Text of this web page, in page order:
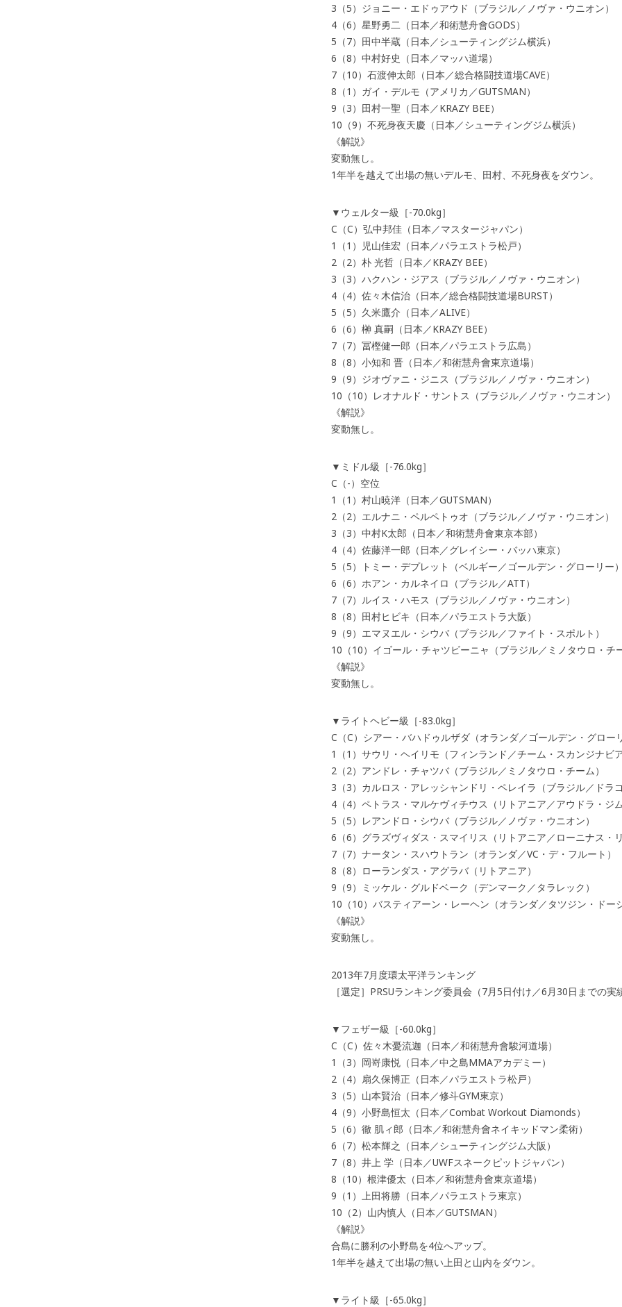
3（5）ジョニー・エドゥアウド（ブラジル／ノヴァ・ウニオン）
4（6）星野勇二（日本／和術慧舟會GODS）
5（7）田中半蔵（日本／シューティングジム横浜）
6（8）中村好史（日本／マッハ道場）
7（10）石渡伸太郎（日本／総合格闘技道場CAVE）
8（1）ガイ・デルモ（アメリカ／GUTSMAN）
9（3）田村一聖（日本／KRAZY BEE）
10（9）不死身夜天慶（日本／シューティングジム横浜）
《解説》
変動無し。
1年半を越えて出場の無いデルモ、田村、不死身夜をダウン。
▼ウェルター級［-70.0kg］
C（C）弘中邦佳（日本／マスタージャパン）
1（1）児山佳宏（日本／パラエストラ松戸）
2（2）朴 光哲（日本／KRAZY BEE）
3（3）ハクハン・ジアス（ブラジル／ノヴァ・ウニオン）
4（4）佐々木信治（日本／総合格闘技道場BURST）
5（5）久米鷹介（日本／ALIVE）
6（6）榊 真嗣（日本／KRAZY BEE）
7（7）冨樫健一郎（日本／パラエストラ広島）
8（8）小知和 晋（日本／和術慧舟會東京道場）
9（9）ジオヴァニ・ジニス（ブラジル／ノヴァ・ウニオン）
10（10）レオナルド・サントス（ブラジル／ノヴァ・ウニオン）
《解説》
変動無し。
▼ミドル級［-76.0kg］
C（-）空位
1（1）村山暁洋（日本／GUTSMAN）
2（2）エルナニ・ペルペトゥオ（ブラジル／ノヴァ・ウニオン）
3（3）中村K太郎（日本／和術慧舟會東京本部）
4（4）佐藤洋一郎（日本／グレイシー・バッハ東京）
5（5）トミー・デプレット（ベルギー／ゴールデン・グローリー）
6（6）ホアン・カルネイロ（ブラジル／ATT）
7（7）ルイス・ハモス（ブラジル／ノヴァ・ウニオン）
8（8）田村ヒビキ（日本／パラエストラ大阪）
9（9）エマヌエル・シウバ（ブラジル／ファイト・スポルト）
10（10）イゴール・チャツビーニャ（ブラジル／ミノタウロ・チ
《解説》
変動無し。
▼ライトヘビー級［-83.0kg］
C（C）シアー・バハドゥルザダ（オランダ／ゴールデン・グロー
1（1）サウリ・ヘイリモ（フィンランド／チーム・スカンジナビア
2（2）アンドレ・チャツバ（ブラジル／ミノタウロ・チーム）
3（3）カルロス・アレッシャンドリ・ペレイラ（ブラジル／ドラ
4（4）ペトラス・マルケヴィチウス（リトアニア／アウドラ・ジム
5（5）レアンドロ・シウバ（ブラジル／ノヴァ・ウニオン）
6（6）グラズヴィダス・スマイリス（リトアニア／ローニナス・
7（7）ナータン・スハウトラン（オランダ／VC・デ・フルート）
8（8）ローランダス・アグラバ（リトアニア）
9（9）ミッケル・グルドベーク（デンマーク／タラレック）
10（10）バスティアーン・レーヘン（オランダ／タツジン・ドー
《解説》
変動無し。
2013年7月度環太平洋ランキング
［選定］PRSUランキング委員会（7月5日付け／6月30日までの実
▼フェザー級［-60.0kg］
C（C）佐々木憂流迦（日本／和術慧舟會駿河道場）
1（3）岡嵜康悦（日本／中之島MMAアカデミー）
2（4）扇久保博正（日本／パラエストラ松戸）
3（5）山本賢治（日本／修斗GYM東京）
4（9）小野島恒太（日本／Combat Workout Diamonds）
5（6）徹 肌ィ郎（日本／和術慧舟會ネイキッドマン柔術）
6（7）松本輝之（日本／シューティングジム大阪）
7（8）井上 学（日本／UWFスネークピットジャパン）
8（10）根津優太（日本／和術慧舟會東京道場）
9（1）上田将勝（日本／パラエストラ東京）
10（2）山内慎人（日本／GUTSMAN）
《解説》
合島に勝利の小野島を4位へアップ。
1年半を越えて出場の無い上田と山内をダウン。
▼ライト級［-65.0kg］